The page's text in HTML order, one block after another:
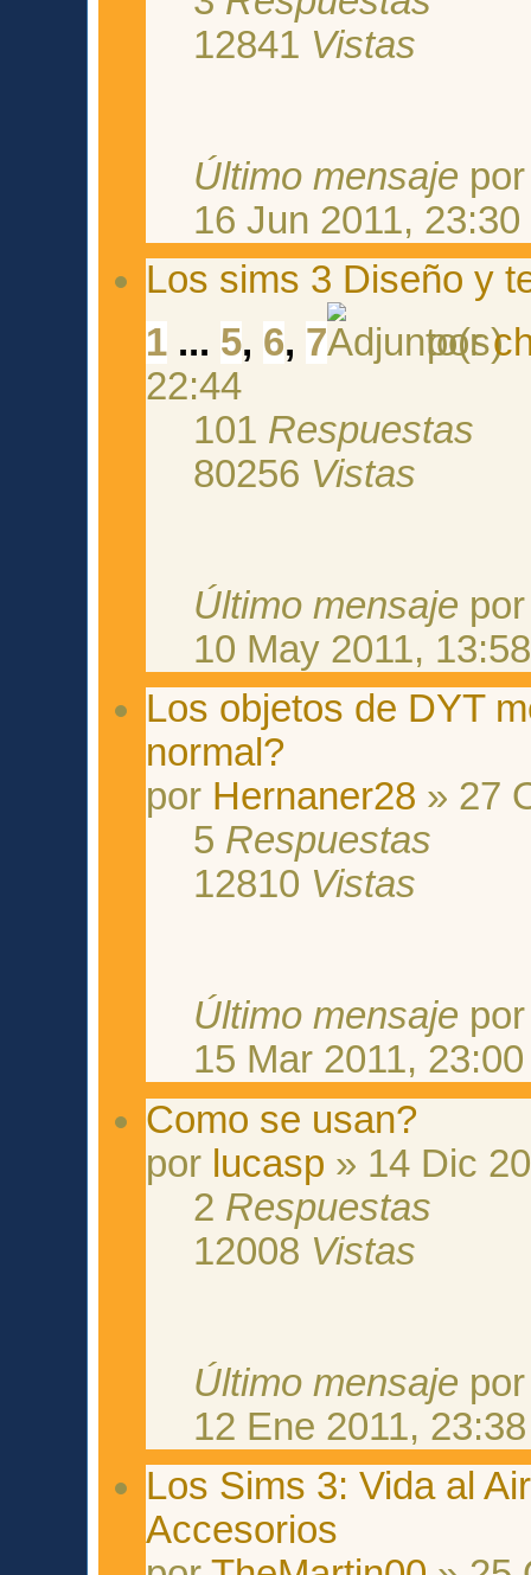
12841 Vistas
Último mensaje
16 Jun 2011, 23:30
Los sims 3 Diseño y
1 ... 5, 6, 7 por
22:44
101 Respuestas
80256 Vistas
Último mensaje
10 May 2011, 13:58
Los objetos de DYT
normal?
por Hernaner28 » 27
5 Respuestas
12810 Vistas
Último mensaje
15 Mar 2011, 23:00
Como se usan?
por lucasp » 14 Dic
2 Respuestas
12008 Vistas
Último mensaje
12 Ene 2011, 23:38
Los Sims 3: Vida al
Accesorios